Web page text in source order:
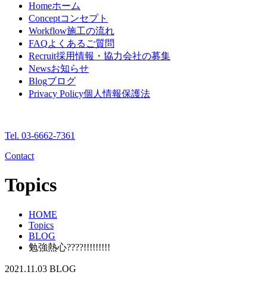
Homeホーム
Conceptコンセプト
Workflow施工の流れ
FAQよくあるご質問
Recruit採用情報・協力会社の募集
Newsお知らせ
Blogブログ
Privacy Policy個人情報保護法
Tel. 03-6662-7361
Contact
Topics
HOME
Topics
BLOG
勉強熱心????!!!!!!!!!
2021.11.03 BLOG